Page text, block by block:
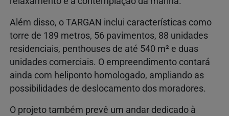
Além disso, o TARGAN inclui características como
torre de 189 metros, 56 pavimentos, 88 unidades
residenciais, penthouses de até 540 m² e duas
unidades comerciais. O empreendimento contará
ainda com heliponto homologado, ampliando as
possibilidades de deslocamento dos moradores.
O projeto também prevê um andar dedicado à